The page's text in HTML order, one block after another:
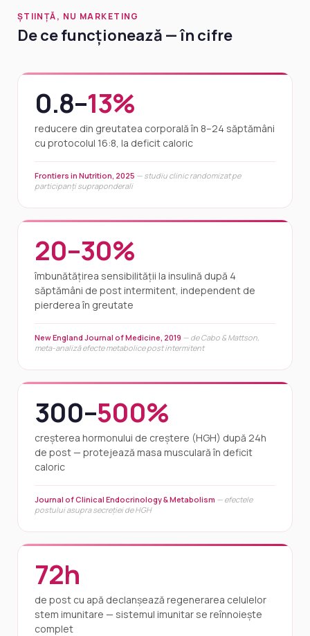
ȘTIINȚĂ, NU MARKETING
De ce funcționează — în cifre
0.8–13%
reducere din greutatea corporală în 8–24 săptămâni
cu protocolul 16:8, la deficit caloric
Frontiers in Nutrition, 2025 — studiu clinic randomizat pe
participanți supraponderali
20–30%
îmbunătățirea sensibilității la insulină după 4
săptămâni de post intermitent, independent de
pierderea în greutate
New England Journal of Medicine, 2019 — de Cabo & Mattson,
meta-analiză efecte metabolice post intermitent
300–500%
creșterea hormonului de creștere (HGH) după 24h
de post — protejează masa musculară în deficit
caloric
Journal of Clinical Endocrinology & Metabolism — efectele
postului asupra secreției de HGH
72h
de post cu apă declanșează regenerarea celulelor
stem imunitare — sistemul imunitar se reînnoiește
complet